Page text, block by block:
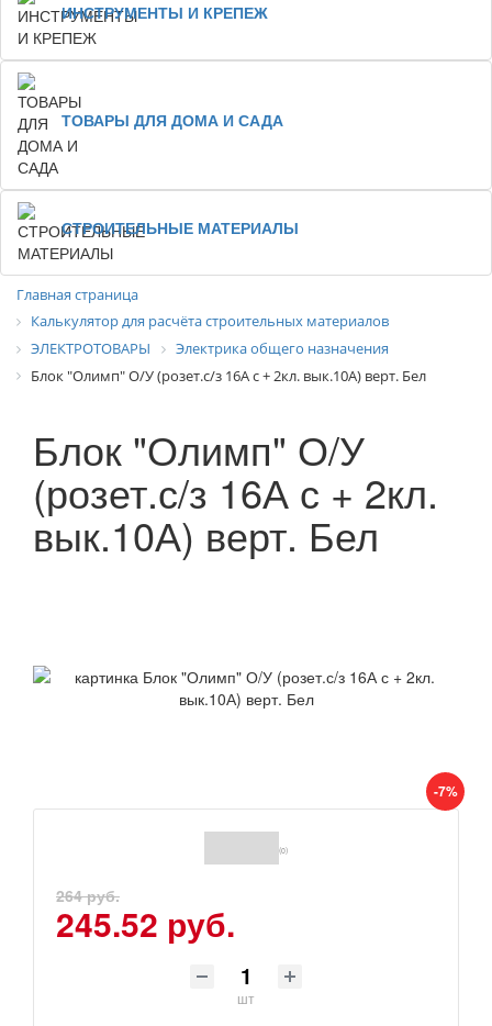
ИНСТРУМЕНТЫ И КРЕПЕЖ
ТОВАРЫ ДЛЯ ДОМА И САДА
СТРОИТЕЛЬНЫЕ МАТЕРИАЛЫ
Главная страница
Калькулятор для расчёта строительных материалов
ЭЛЕКТРОТОВАРЫ
Электрика общего назначения
Блок "Олимп" О/У (розет.с/з 16А с + 2кл. вык.10А) верт. Бел
Блок "Олимп" О/У
(розет.с/з 16А с + 2кл.
вык.10А) верт. Бел
-7%
(0)
264 руб.
245.52 руб.
шт